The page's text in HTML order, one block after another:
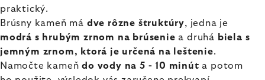
praktický.
Brúsny kameň má dve rôzne štruktúry, jedna je
modrá s hrubým zrnom na brúsenie a druhá biela s
jemným zrnom, ktorá je určená na leštenie.
Namočte kameňdo vody na 5 - 10 minút a potom